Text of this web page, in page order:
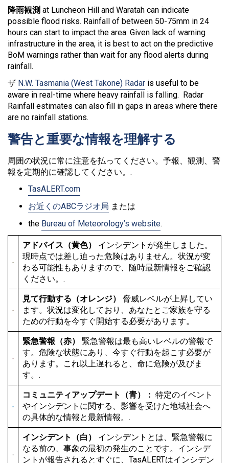
降雨観測 at Luncheon Hill and Waratah can indicate
possible flood risks. Rainfall of between 50-75mm in 24
hours can start to impact the area. Given lack of warning
infrastructure in the area, it is best to act on the predictive
BoM warnings rather than wait for any flood alerts during
rainfall.
ザ N.W. Tasmania (West Takone) Radar is useful to be
aware in real-time where heavy rainfall is falling. Radar
Rainfall estimates can also fill in gaps in areas where there
are no rainfall stations.
警告と重要な情報を理解する
周囲の状況に常に注意を払ってください。予報、観測、警
報を定期的に確認してください。.
TasALERT.com
お近くのABCラジオ局 または
the Bureau of Meteorology’s website.
アドバイス（黄色）
インシデントが発生しました。
現時点では差し迫った危険はありません。状況が変
わる可能性もありますので、随時最新情報をご確認
ください。.
見て行動する（オレンジ）
脅威レベルが上昇してい
ます。状況は変化しており、あなたとご家族を守る
ための行動を今すぐ開始する必要があります。
緊急警報（赤）
緊急警報は最も高いレベルの警報で
す。危険な状態にあり、今すぐ行動を起こす必要が
あります。これ以上遅れると、命に危険が及びま
す。.
コミュニティアップデート（青）： 特定のイベント
やインシデントに関する、影響を受けた地域社会へ
の具体的な情報と最新情報。.
インシデント（白）
インシデントとは、緊急警報に
なる前の、事象の最初の発生のことです。インシデ
ントが報告されるとすぐに、TasALERTはインシデン